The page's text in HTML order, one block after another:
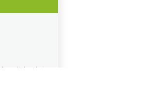
sede legale in